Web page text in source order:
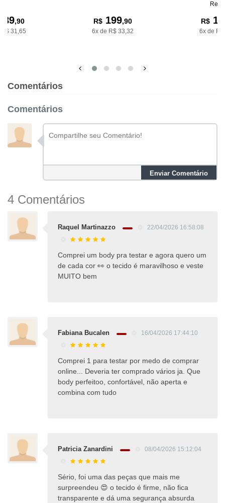
,90
31,65
R$199,90
6x de R$ 33,32
R$
6x de
Comentários
Comentários
Enviar Comentário
4 Comentários
Raquel Martinazzo 22/04/2026 16:58:08
Comprei um body pra testar e agora quero um
de cada cor 👀 o tecido é maravilhoso e veste
MUITO bem
Fabiana Bucalen 16/04/2026 17:44:10
Comprei 1 para testar por medo de comprar
online... Deveria ter comprado vários ja. Que
body perfeitoo, confortável, não aperta e
combina com tudo
Patricia Zanardini 08/04/2026 15:12:04
Sério, foi uma das peças que mais me
surpreendeu 😍 o tecido é firme, não fica
transparente e dá uma segurança absurda